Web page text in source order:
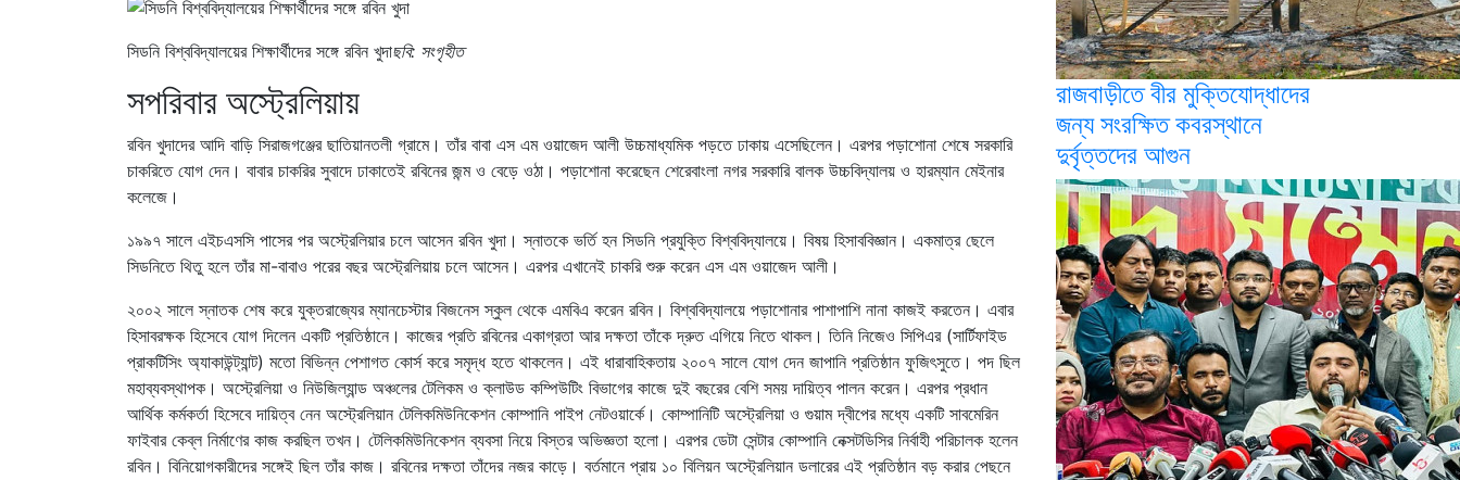
সিডনি বিশ্ববিদ্যালয়ের শিক্ষার্থীদের সঙ্গে রবিন খুদাছবি: সংগৃহীত
সপরিবার অস্ট্রেলিয়ায়
রবিন খুদাদের আদি বাড়ি সিরাজগঞ্জের ছাতিয়ানতলী গ্রামে। তাঁর বাবা এস এম ওয়াজেদ আলী উচ্চমাধ্যমিক পড়তে ঢাকায় এসেছিলেন। এরপর পড়াশোনা শেষে সরকারি
চাকরিতে যোগ দেন। বাবার চাকরির সুবাদে ঢাকাতেই রবিনের জন্ম ও বেড়ে ওঠা। পড়াশোনা করেছেন শেরেবাংলা নগর সরকারি বালক উচ্চবিদ্যালয় ও হারম্যান মেইনার
কলেজে।
১৯৯৭ সালে এইচএসসি পাসের পর অস্ট্রেলিয়ার চলে আসেন রবিন ‍খুদা। স্নাতকে ভর্তি হন সিডনি প্রযুক্তি বিশ্ববিদ্যালয়ে। বিষয় হিসাববিজ্ঞান। একমাত্র ছেলে
সিডনিতে থিতু হলে তাঁর মা-বাবাও পরের বছর অস্ট্রেলিয়ায় চলে আসেন। এরপর এখানেই চাকরি শুরু করেন এস এম ওয়াজেদ আলী।
২০০২ সালে স্নাতক শেষ করে যুক্তরাজ্যের ম্যানচেস্টার বিজনেস স্কুল থেকে এমবিএ করেন রবিন। বিশ্ববিদ্যালয়ে পড়াশোনার পাশাপাশি নানা কাজই করতেন। এবার
হিসাবরক্ষক হিসেবে যোগ দিলেন একটি প্রতিষ্ঠানে। কাজের প্রতি রবিনের একাগ্রতা আর দক্ষতা তাঁকে দ্রুত এগিয়ে নিতে থাকল। তিনি নিজেও সিপিএর (সার্টিফাইড
প্রাকটিসিং অ্যাকাউন্ট্যান্ট) মতো বিভিন্ন পেশাগত কোর্স করে সমৃদ্ধ হতে থাকলেন। এই ধারাবাহিকতায় ২০০৭ সালে যোগ দেন জাপানি প্রতিষ্ঠান ফুজিৎসুতে। পদ ছিল
মহাব্যবস্থাপক। অস্ট্রেলিয়া ও নিউজিল্যান্ড অঞ্চলের টেলিকম ও ক্লাউড কম্পিউটিং বিভাগের কাজে দুই বছরের বেশি সময় দায়িত্ব পালন করেন। এরপর প্রধান
আর্থিক কর্মকর্তা হিসেবে দায়িত্ব নেন অস্ট্রেলিয়ান টেলিকমিউনিকেশন কোম্পানি পাইপ নেটওয়ার্কে। কোম্পানিটি অস্ট্রেলিয়া ও গুয়াম দ্বীপের মধ্যে একটি সাবমেরিন
ফাইবার কেব্‌ল নির্মাণের কাজ করছিল তখন। টেলিকমিউনিকেশন ব্যবসা নিয়ে বিস্তর অভিজ্ঞতা হলো। এরপর ডেটা সেন্টার কোম্পানি নেক্সটডিসির নির্বাহী পরিচালক হলেন
রবিন। বিনিয়োগকারীদের সঙ্গেই ছিল তাঁর কাজ। রবিনের দক্ষতা তাঁদের নজর কাড়ে। বর্তমানে প্রায় ১০ বিলিয়ন অস্ট্রেলিয়ান ডলারের এই প্রতিষ্ঠান বড় করার পেছনে
রাজবাড়ীতে বীর মুক্তিযোদ্ধাদের
জন্য সংরক্ষিত কবরস্থানে
দুর্বৃত্তদের আগুন